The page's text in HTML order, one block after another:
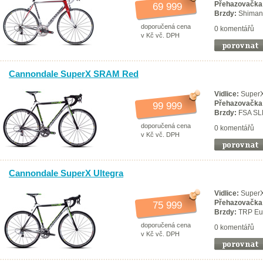
69 999
doporučená cena
v Kč vč. DPH
Brzdy:
0 komentářů
Cannondale SuperX SRAM Red
99 999
doporučená cena
v Kč vč. DPH
Vidlice:
Brzdy: FSA
0 komentářů
Cannondale SuperX Ultegra
75 999
doporučená cena
v Kč vč. DPH
Vidlice:
Brzdy: TRP
0 komentářů